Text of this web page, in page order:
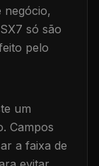
negócio,
só são
pelo
um
Campos
a faixa de